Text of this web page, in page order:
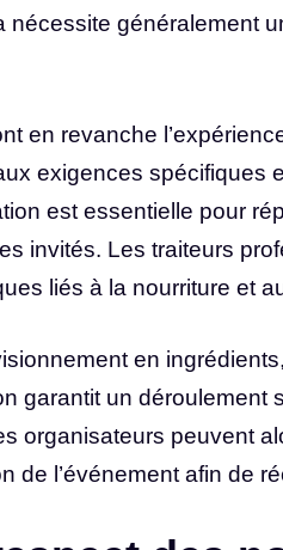
nécessite généralement
en revanche
exigences spécifiques
est essentielle pour
invités. Les traiteurs
liés à la nourriture et
en
garantit un déroulement
organisateurs peuvent
de l’événement afin de